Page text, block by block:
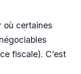
où certaines
fiscale). C’est